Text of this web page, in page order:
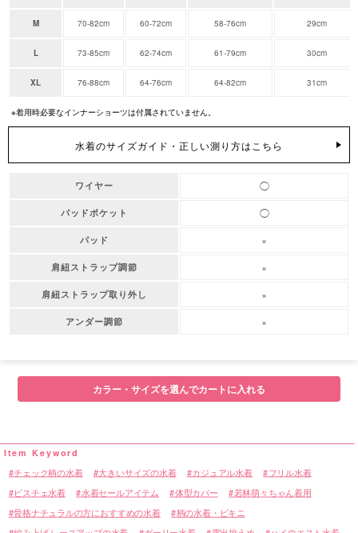
M 70-82cm 60-72cm 58-76cm 29cm
L 73-85cm 62-74cm 61-79cm 30cm
XL 76-88cm 64-76cm 64-82cm 31cm
※着用時必要なインナーショーツは付属されていません。
水着のサイズガイド・正しい測り方はこちら
ワイヤー ◯
パッドポケット ◯
パッド ×
肩紐ストラップ調節 ×
肩紐ストラップ取り外し ×
アンダー調節 ×
カラー・サイズを選んでカートに入れる
チェック柄の水着 大きいサイズの水着 カジュアル水着 フリル水着
ビスチェ水着 水着セールアイテム 体型カバー 若林萌々ちゃん着用
骨格ナチュラルの方におすすめの水着
柄の水着・ビキニ